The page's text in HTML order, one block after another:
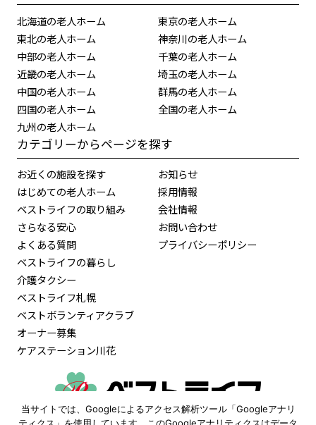
北海道の老人ホーム
東北の老人ホーム
中部の老人ホーム
近畿の老人ホーム
中国の老人ホーム
四国の老人ホーム
九州の老人ホーム
東京の老人ホーム
神奈川の老人ホーム
千葉の老人ホーム
埼玉の老人ホーム
群馬の老人ホーム
全国の老人ホーム
カテゴリーからページを探す
お近くの施設を探す
はじめての老人ホーム
ベストライフの取り組み
さらなる安心
よくある質問
ベストライフの暮らし
介護タクシー
ベストライフ札幌
ベストボランティアクラブ
オーナー募集
ケアステーション川花
お知らせ
採用情報
会社情報
お問い合わせ
プライバシーポリシー
当サイトでは、Googleによるアクセス解析ツール「Googleアナリ